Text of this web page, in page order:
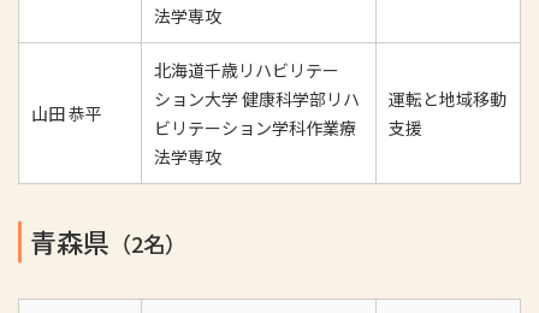
法学専攻
山田 恭平
北海道千歳リハビリテー
ション大学 健康科学部リハ
ビリテーション学科作業療
法学専攻
運転と地域移動
支援
青森県 （2名）